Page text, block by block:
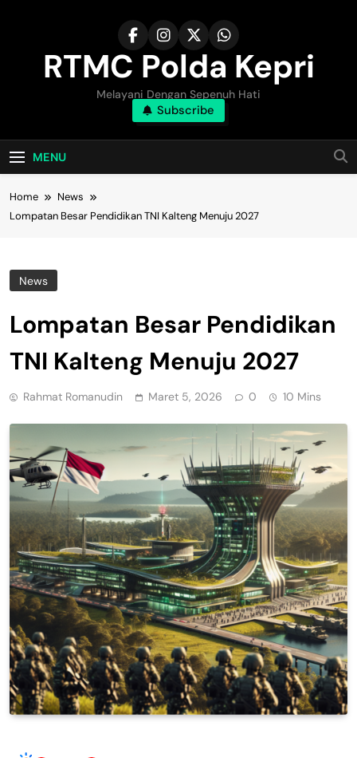
RTMC Polda Kepri
Melayani Dengan Sepenuh Hati
Subscribe
MENU
Home
News
Lompatan Besar Pendidikan TNI Kalteng Menuju 2027
News
Lompatan Besar Pendidikan
TNI Kalteng Menuju 2027
Rahmat Romanudin Maret 5, 2026 0 10 Mins